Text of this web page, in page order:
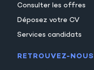
Consulter les offres
Déposez votre CV
Services candidats
RETROUVEZ-NOUS